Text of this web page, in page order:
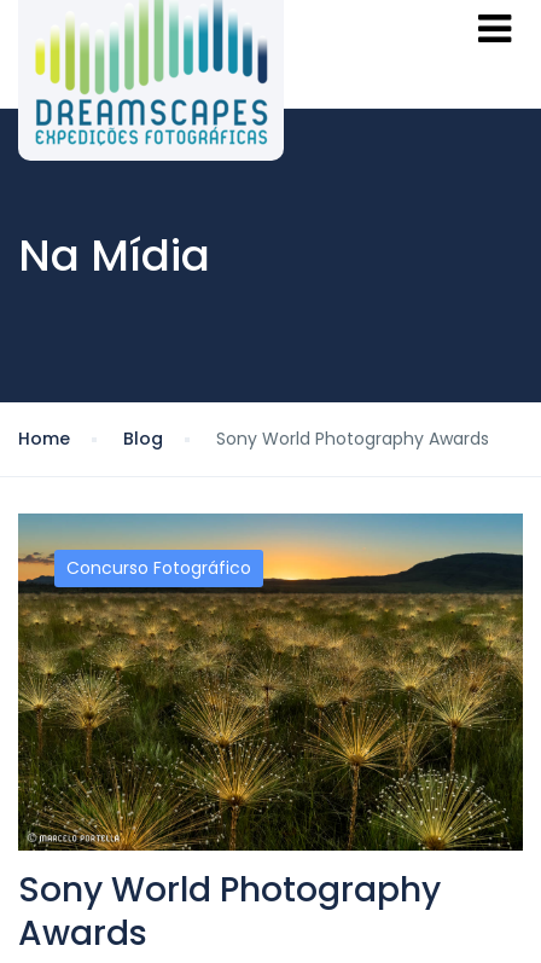
Na Mídia
Home Blog Sony World Photography Awards
Concurso Fotográfico
Sony World Photography
Awards